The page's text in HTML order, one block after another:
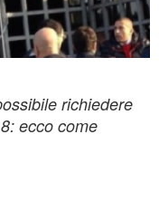
richiedere
ecco come